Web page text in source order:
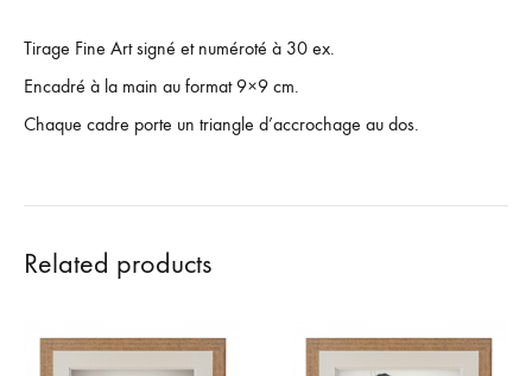
Tirage Fine Art signé et numéroté à 30 ex.
Encadré à la main au format 9×9 cm.
Chaque cadre porte un triangle d’accrochage au dos.
Related products